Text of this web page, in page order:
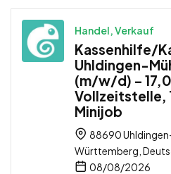
Handel, Verkauf
Kassenhilfe/
Uhldingen-
(m/w/d) –
Vollzeitstelle,
Minijob
88690
Württemberg,
08/08/2026